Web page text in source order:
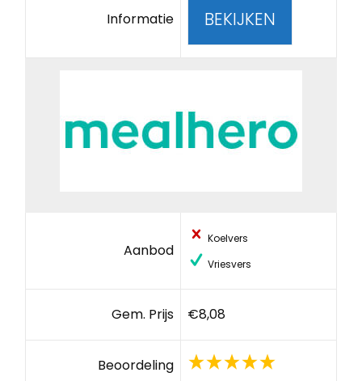
Informatie BEKIJKEN
Aanbod
Koelvers
Vriesvers
Gem. Prijs €8,08
Beoordeling